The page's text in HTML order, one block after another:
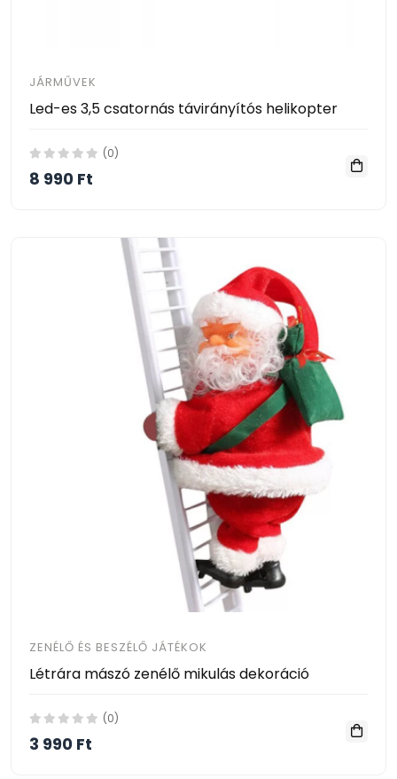
JÁRMŰVEK
Led-es 3,5 csatornás távirányítós helikopter
(0)
8 990 Ft
ZENÉLŐ ÉS BESZÉLŐ JÁTÉKOK
Létrára mászó zenélő mikulás dekoráció
(0)
3 990 Ft